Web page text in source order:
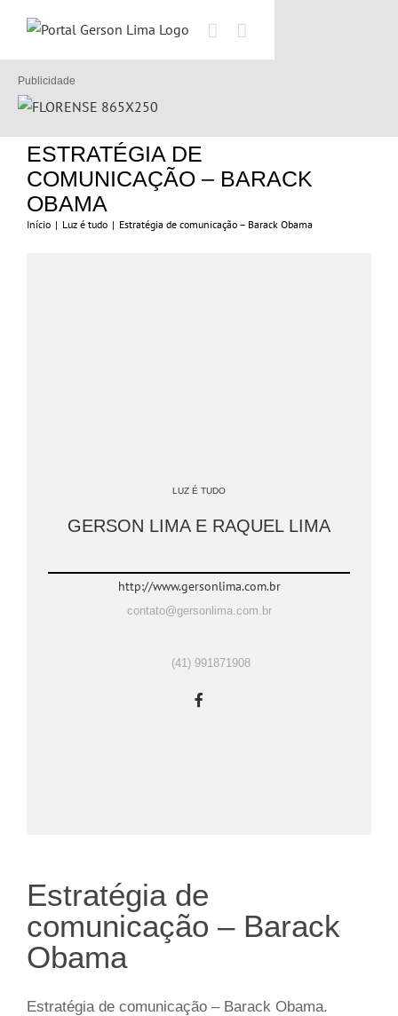
o
conteúdo
Publicidade
ESTRATÉGIA DE
COMUNICAÇÃO – BARACK
OBAMA
Início | Luz é tudo | Estratégia de comunicação – Barack Obama
LUZ É TUDO
GERSON LIMA E RAQUEL LIMA
http://www.gersonlima.com.br
contato@gersonlima.com.br
(41) 991871908
Estratégia de
comunicação – Barack
Obama
Estratégia de comunicação – Barack Obama.